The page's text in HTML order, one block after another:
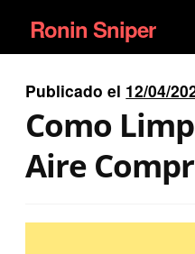
Ir
a
la
navegación
Ir
al
contenido
Ronin Sniper
EQUIPAMIENTO ÉLITE
PISTOLAS
Publicado el 12/04/
Como
Aire